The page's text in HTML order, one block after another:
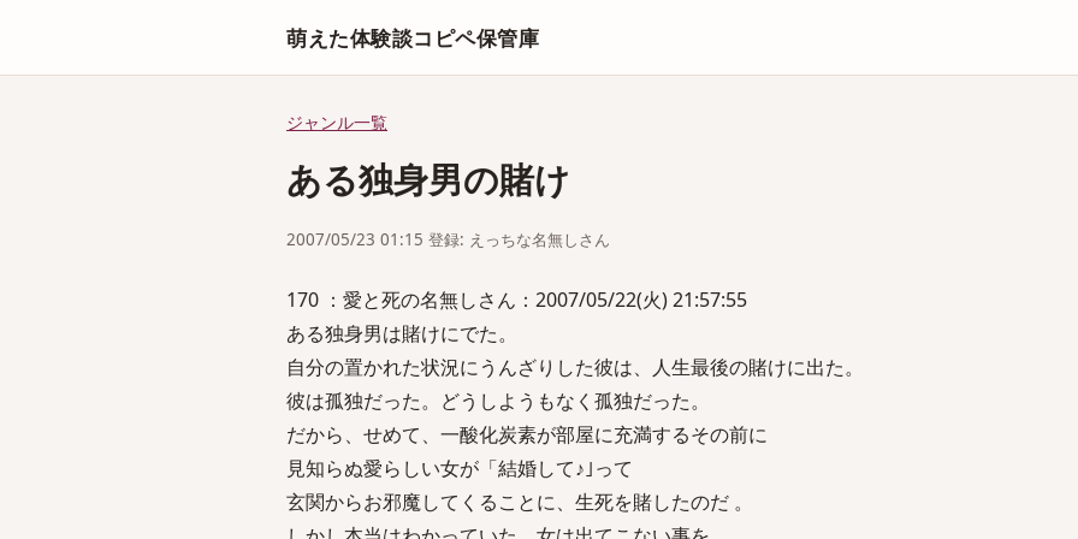
萌えた体験談コピペ保管庫
ジャンル一覧
ある独身男の賭け
2007/05/23 01:15 登録: えっちな名無しさん
170 ：愛と死の名無しさん：2007/05/22(火) 21:57:55
ある独身男は賭けにでた。
自分の置かれた状況にうんざりした彼は、人生最後の賭けに出た。
彼は孤独だった。どうしようもなく孤独だった。
だから、せめて、一酸化炭素が部屋に充満するその前に
見知らぬ愛らしい女が「結婚して♪｣って
玄関からお邪魔してくることに、生死を賭したのだ 。